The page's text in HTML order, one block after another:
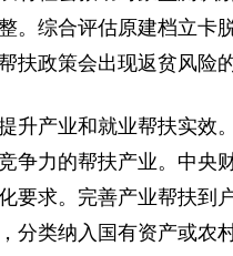
。综合评估原建档立卡
扶政策会出现返贫风险
提升产业和就业帮扶实
争力的帮扶产业。中央
要求。完善产业帮扶到
分类纳入国有资产或农